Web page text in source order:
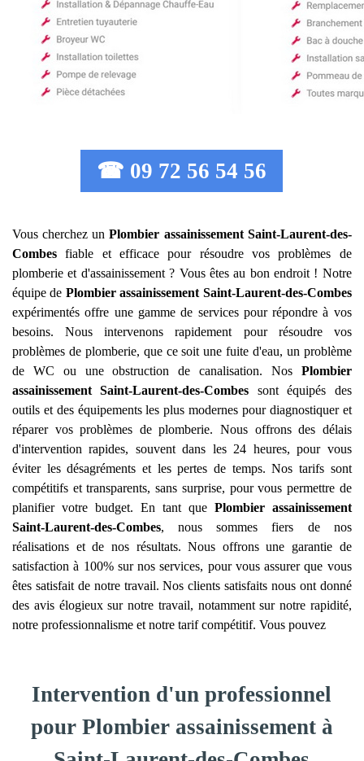
☎ 09 72 56 54 56
Vous cherchez unPlombier assainissement Saint-Laurent-des-
Combes fiable et efficace pour résoudre vos problèmes de
plomberie et d'assainissement ? Vous êtes au bon endroit ! Notre
équipe de Plombier assainissement Saint-Laurent-des-Combes
expérimentés offre une gamme de services pour répondre à vos
besoins. Nous intervenons rapidement pour résoudre vos
problèmes de plomberie, que ce soit une fuite d'eau, un problème
de WC ou une obstruction de canalisation. Nos Plombier
assainissement
Saint-Laurent-des-Combes sont équipés des
outils et des équipements les plus modernes pour diagnostiquer et
réparer vos problèmes de plomberie. Nous offrons des délais
d'intervention rapides, souvent dans les 24 heures, pour vous
éviter les désagréments et les pertes de temps. Nos tarifs sont
compétitifs et transparents, sans surprise, pour vous permettre de
planifier votre budget. En tant que Plombier assainissement
Saint-Laurent-des-Combes, nous sommes fiers de nos
réalisations et de nos résultats. Nous offrons une garantie de
satisfaction à 100% sur nos services, pour vous assurer que vous
êtes satisfait de notre travail. Nos clients satisfaits nous ont donné
des avis élogieux sur notre travail, notamment sur notre rapidité,
notre professionnalisme et notre tarif compétitif. Vous pouvez
Intervention d'un professionnel
pour Plombier assainissement à